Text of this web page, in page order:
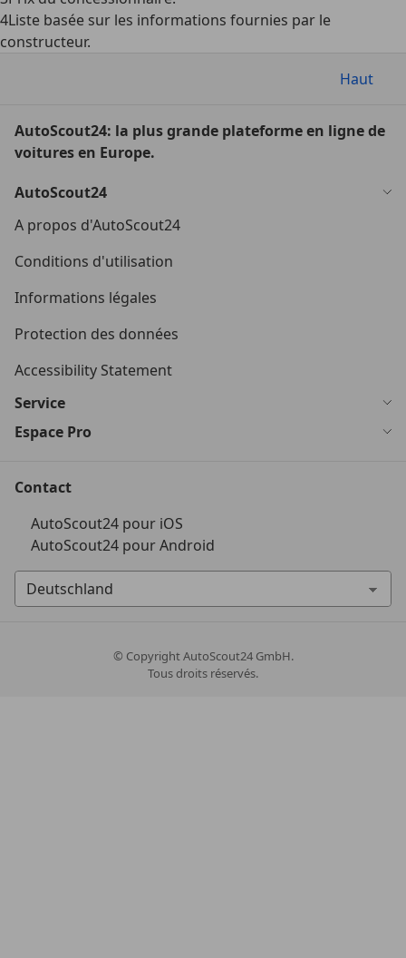
4Liste basée sur les informations fournies par le
constructeur.
Haut
AutoScout24: la plus grande plateforme en ligne de
voitures en Europe.
AutoScout24
A propos d'AutoScout24
Conditions d'utilisation
Informations légales
Protection des données
Accessibility Statement
Service
Espace Pro
Contact
AutoScout24 pour iOS
AutoScout24 pour Android
© CopyrightAutoScout24 GmbH.
Tous droits réservés.